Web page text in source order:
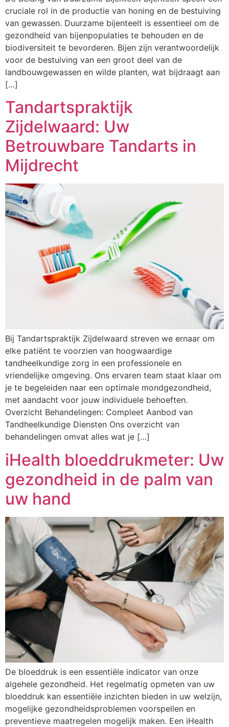
cruciale rol in de productie van honing en de bestuiving
van gewassen. Duurzame bijenteelt is essentieel om de
gezondheid van bijenpopulaties te behouden en de
biodiversiteit te bevorderen. Bijen zijn verantwoordelijk
voor de bestuiving van een groot deel van de
landbouwgewassen en wilde planten, wat bijdraagt aan
[…]
Tandartspraktijk
Zijdelwaard: Uw
Betrouwbare Tandarts in
Mijdrecht
Bij Tandartspraktijk Zijdelwaard streven we ernaar om
elke patiënt te voorzien van hoogwaardige
tandheelkundige zorg in een professionele en
vriendelijke omgeving. Ons ervaren team staat klaar om
je te begeleiden naar een optimale mondgezondheid,
met aandacht voor jouw individuele behoeften.
Overzicht Behandelingen: Compleet Aanbod van
Tandheelkundige Diensten Ons overzicht van
behandelingen omvat alles wat je […]
iHealth bloeddrukmeter: Uw
gezondheid in de palm van
uw hand
De bloeddruk is een essentiële indicator van onze
algehele gezondheid. Het regelmatig opmeten van uw
bloeddruk kan essentiële inzichten bieden in uw welzijn,
mogelijke gezondheidsproblemen voorspellen en
preventieve maatregelen mogelijk maken. Een iHealth